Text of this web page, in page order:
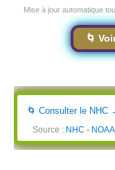
Mise à jour automatique
🌀
🌀 Consulter le NHC
Source : NHC - NOAA